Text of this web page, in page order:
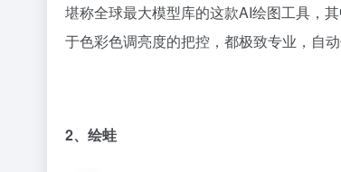
堪称全球最大模型库的这款AI绘图工具，
于色彩色调亮度的把控，都极致专业，自
2、绘蛙